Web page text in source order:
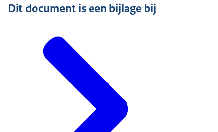
Dit document is een bijlage bij